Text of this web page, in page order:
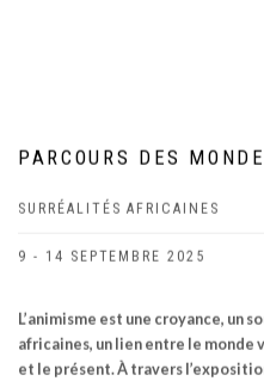
PARCOURS DES
SURRÉALITÉS AFRICAINES
9 - 14 SEPTEMBRE 2025
L’animisme est une croyance, un
africaines, un lien entre le
et le présent. À travers